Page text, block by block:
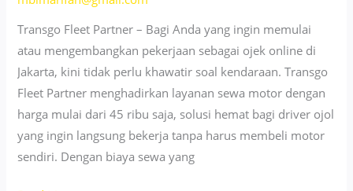
Transgo Fleet Partner – Bagi Anda yang ingin memulai
atau mengembangkan pekerjaan sebagai ojek online di
Jakarta, kini tidak perlu khawatir soal kendaraan. Transgo
Fleet Partner menghadirkan layanan sewa motor dengan
harga mulai dari 45 ribu saja, solusi hemat bagi driver ojol
yang ingin langsung bekerja tanpa harus membeli motor
sendiri. Dengan biaya sewa yang